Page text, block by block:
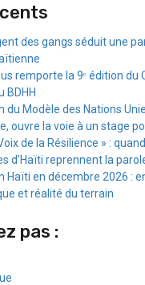
des gangs séduit une
remporte la 9ᵉ édition du
BDHH
du Modèle des Nations
ouvre la voie à un stage
de la Résilience » :
d’Haïti reprennent la
Haïti en décembre 2026 :
et réalité du terrain
pas :